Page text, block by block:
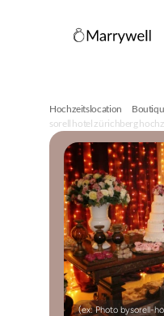
Hochzeitslocation
sorell hotel zürichberg
(ex: Photo bysorell-